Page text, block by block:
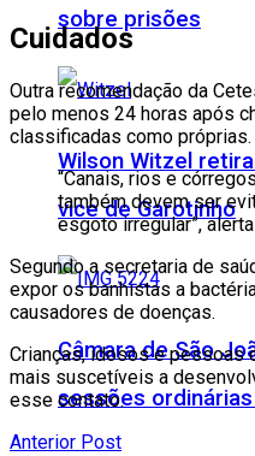
sobre prisões
Wilson Witzel
vice de Garotinho
Câmara de São
sessões
Cuidados
Outra recomendação da
pelo menos 24 horas após
classificadas como próprias.
“Canais, rios e
também devem ser
esgoto irregular”,
Segundo a secretaria de
expor os banhistas a
causadores de doenças.
Crianças, idosos e pessoas
mais suscetíveis a
esse contato.
Anterior Post